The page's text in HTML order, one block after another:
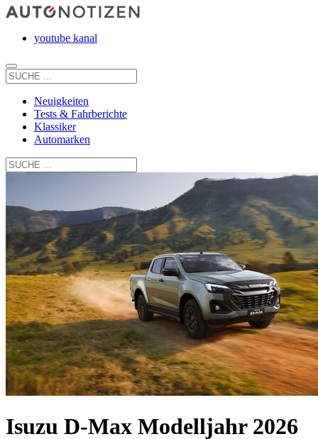
youtube kanal
Neuigkeiten
Tests & Fahrberichte
Klassiker
Automarken
Isuzu D-Max Modelljahr 2026